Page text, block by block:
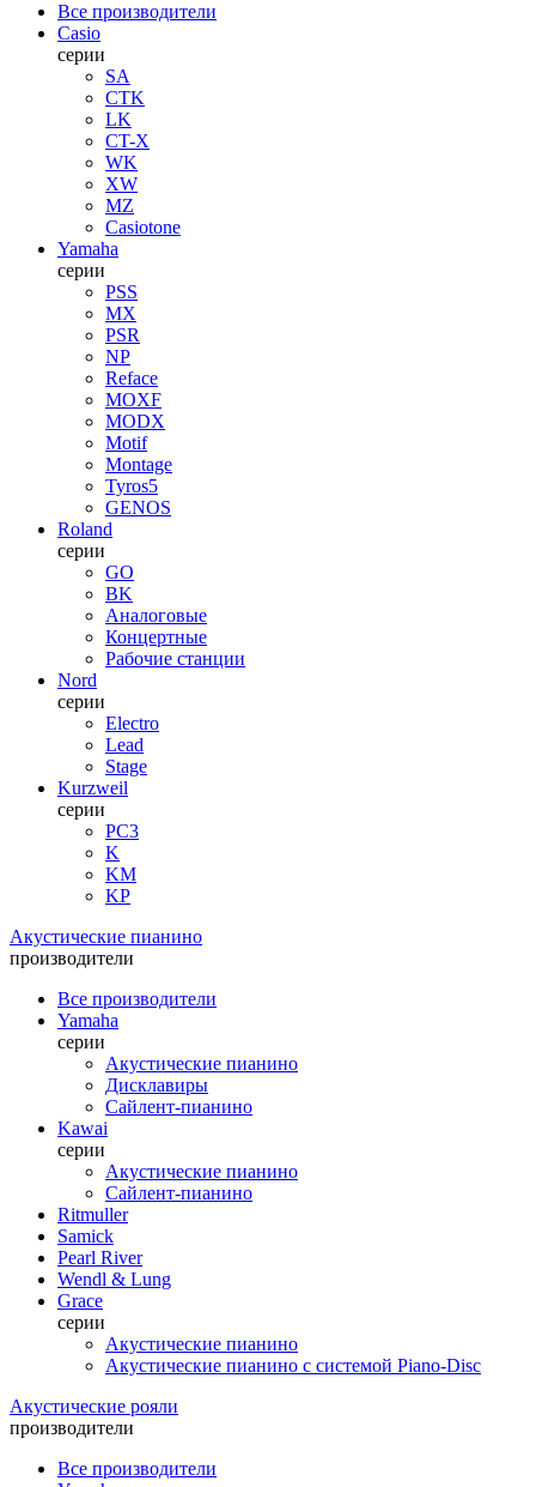
Все производители
Casio
серии
SA
CTK
LK
CT-X
WK
XW
MZ
Casiotone
Yamaha
серии
PSS
MX
PSR
NP
Reface
MOXF
MODX
Motif
Montage
Tyros5
GENOS
Roland
серии
GO
BK
Аналоговые
Концертные
Рабочие станции
Nord
серии
Electro
Lead
Stage
Kurzweil
серии
PC3
K
KM
KP
Акустические пианино
производители
Все производители
Yamaha
серии
Акустические пианино
Дисклавиры
Сайлент-пианино
Kawai
серии
Акустические пианино
Сайлент-пианино
Ritmuller
Samick
Pearl River
Wendl & Lung
Grace
серии
Акустические пианино
Акустические пианино с системой Piano-Disc
Акустические рояли
производители
Все производители